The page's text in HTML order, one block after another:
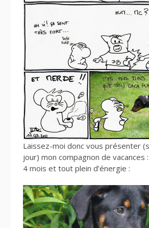
Laissez-moi donc vous présenter
jour) mon compagnon de vacances
4 mois et tout plein d’énergie :